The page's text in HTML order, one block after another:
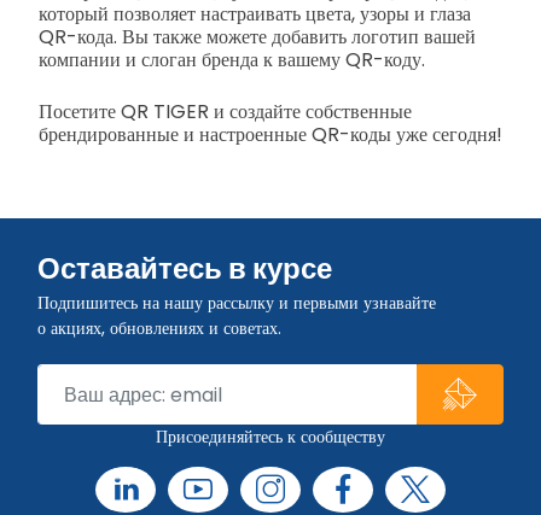
который позволяет настраивать цвета, узоры и глаза
QR-кода. Вы также можете добавить логотип вашей
компании и слоган бренда к вашему QR-коду.
Посетите QR TIGER и создайте собственные
брендированные и настроенные QR-коды уже сегодня!
Оставайтесь в курсе
Подпишитесь на нашу рассылку и первыми узнавайте
о акциях, обновлениях и советах.
Присоединяйтесь к сообществу